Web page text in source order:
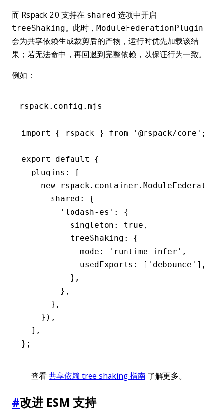
而 Rspack 2.0 支持在 shared 选项中开启
treeShaking。此时， ModuleFederationPlugin
会为共享依赖生成裁剪后的产物，运行时优先加载该结
果；若无法命中，再回退到完整依赖，以保证行为一致。
例如：
rspack.config.mjs
import { rspack } from '@rspack/core' ;
export default
{
  plugins
:
[
    new
rspack. container
      shared
:
{
        'lodash-es'
:
{
          singleton
: true ,
          treeShaking
:
{
            mode
: 'runtime-infer' ,
            usedExports
: [ 'debounce' ] ,
          }
,
        }
,
      }
,
    })
,
  ]
,
};
查看共享依赖 tree shaking 指南 了解更多。
#改进 ESM 支持